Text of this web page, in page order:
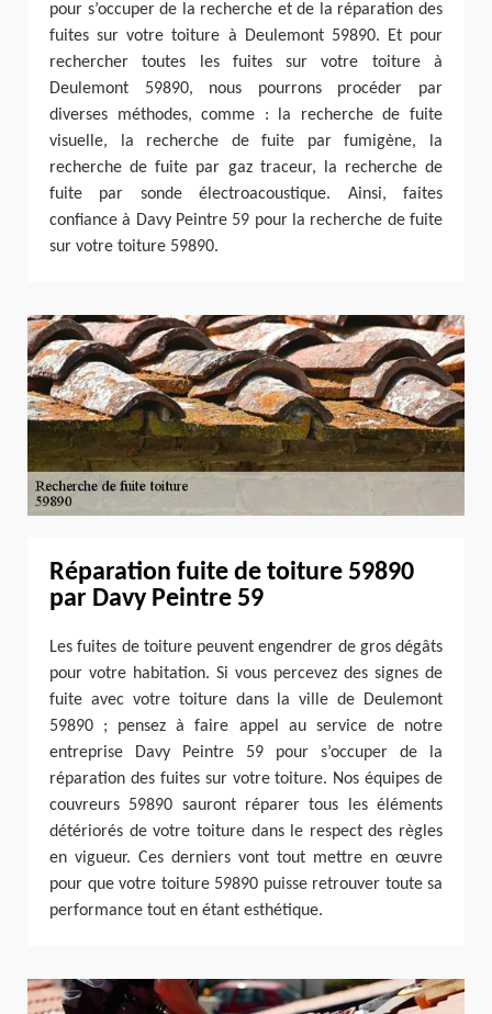
pour s’occuper de la recherche et de la réparation des
fuites sur votre toiture à Deulemont 59890. Et pour
rechercher toutes les fuites sur votre toiture à
Deulemont 59890, nous pourrons procéder par
diverses méthodes, comme : la recherche de fuite
visuelle, la recherche de fuite par fumigène, la
recherche de fuite par gaz traceur, la recherche de
fuite par sonde électroacoustique. Ainsi, faites
confiance à Davy Peintre 59 pour la recherche de fuite
sur votre toiture 59890.
Réparation fuite de toiture 59890
par Davy Peintre 59
Les fuites de toiture peuvent engendrer de gros dégâts
pour votre habitation. Si vous percevez des signes de
fuite avec votre toiture dans la ville de Deulemont
59890 ; pensez à faire appel au service de notre
entreprise Davy Peintre 59 pour s’occuper de la
réparation des fuites sur votre toiture. Nos équipes de
couvreurs 59890 sauront réparer tous les éléments
détériorés de votre toiture dans le respect des règles
en vigueur. Ces derniers vont tout mettre en œuvre
pour que votre toiture 59890 puisse retrouver toute sa
performance tout en étant esthétique.